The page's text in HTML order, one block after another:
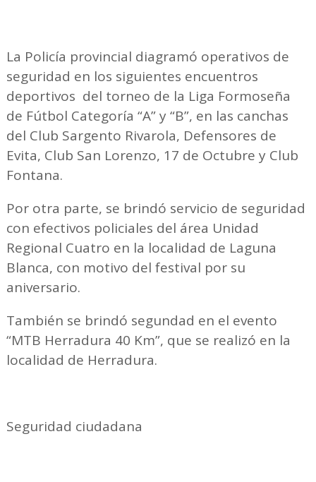
La Policía provincial diagramó operativos de
seguridad en los siguientes encuentros
deportivos del torneo de la Liga Formoseña
de Fútbol Categoría “A” y “B”, en las canchas
del Club Sargento Rivarola, Defensores de
Evita, Club San Lorenzo, 17 de Octubre y Club
Fontana.
Por otra parte, se brindó servicio de seguridad
con efectivos policiales del área Unidad
Regional Cuatro en la localidad de Laguna
Blanca, con motivo del festival por su
aniversario.
También se brindó segundad en el evento
“MTB Herradura 40 Km”, que se realizó en la
localidad de Herradura.
Seguridad ciudadana